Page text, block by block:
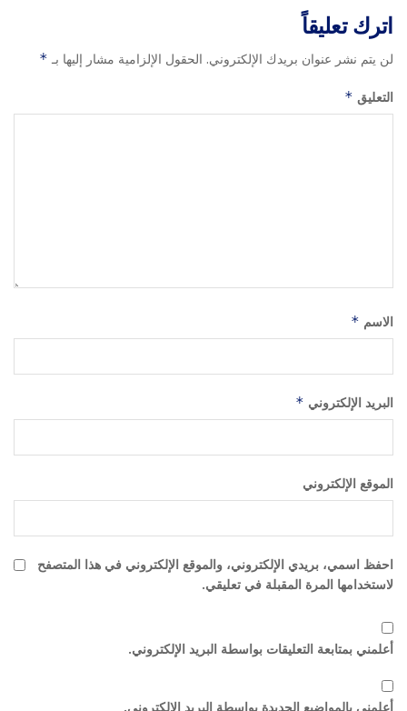
اترك تعليقاً
لن يتم نشر عنوان بريدك الإلكتروني. الحقول الإلزامية مشار إليها بـ *
التعليق *
الاسم *
البريد الإلكتروني *
الموقع الإلكتروني
احفظ اسمي، بريدي الإلكتروني، والموقع الإلكتروني في هذا المتصفح
لاستخدامها المرة المقبلة في تعليقي.
أعلمني بمتابعة التعليقات بواسطة البريد الإلكتروني.
أعلمني بالمواضيع الجديدة بواسطة البريد الإلكتروني.